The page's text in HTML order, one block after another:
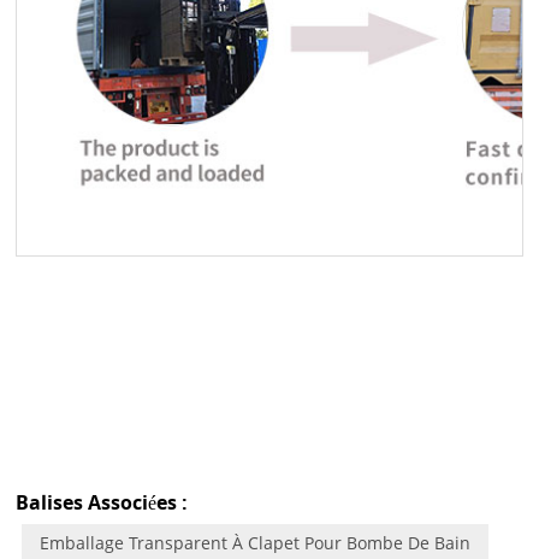
Balises Associées :
Emballage Transparent À Clapet Pour Bombe De Bain